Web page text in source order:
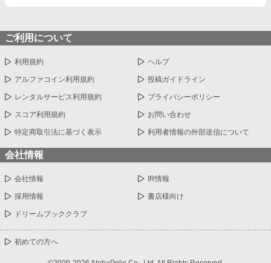
ご利用について
利用規約 ヘルプ
アルファコイン利用規約 投稿ガイドライン
レンタルサービス利用規約 プライバシーポリシー
スコア利用規約 お問い合わせ
特定商取引法に基づく表示 利用者情報の外部送信について
会社情報
会社情報 IR情報
採用情報 書店様向け
ドリームブッククラブ
初めての方へ